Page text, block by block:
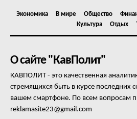
Экономика В мире Общество
Культура
Отдых
О сайте "КавПолит"
КАВПОЛИТ - это качественная
стремящихся быть в курсе последних
вашем смартфоне. По всем вопросам
reklamasite23@gmail.com